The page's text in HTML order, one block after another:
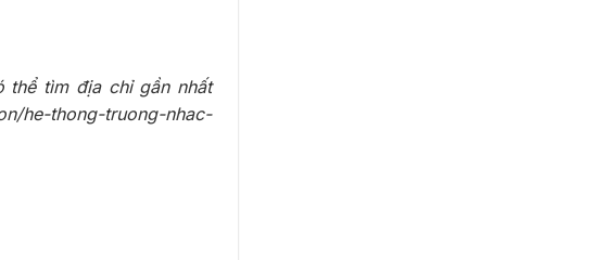
thể tìm địa chỉ gần nhất
he-thong-truong-nhac-